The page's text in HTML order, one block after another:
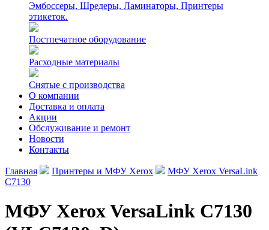
Эмбоссеры, Шредеры, Ламинаторы, Принтеры
этикеток.
Постпечатное оборудование
Расходные материалы
Снятые с производства
О компании
Доставка и оплата
Акции
Обслуживание и ремонт
Новости
Контакты
Главная Принтеры и МФУ Xerox
МФУ Xerox VersaLink
C7130
МФУ Xerox VersaLink C7130